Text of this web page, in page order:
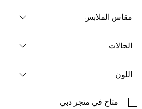
مقاس الملابس
الحالات
اللون
متاح في متجر دبي